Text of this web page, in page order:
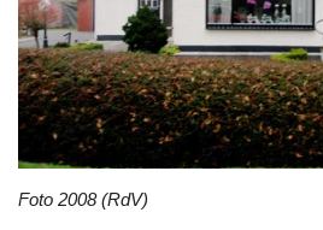
Foto 2008 (RdV)